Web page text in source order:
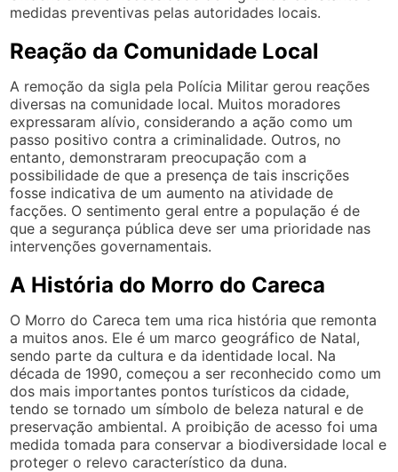
medidas preventivas pelas autoridades locais.
Reação da Comunidade Local
A remoção da sigla pela Polícia Militar gerou reações
diversas na comunidade local. Muitos moradores
expressaram alívio, considerando a ação como um
passo positivo contra a criminalidade. Outros, no
entanto, demonstraram preocupação com a
possibilidade de que a presença de tais inscrições
fosse indicativa de um aumento na atividade de
facções. O sentimento geral entre a população é de
que a segurança pública deve ser uma prioridade nas
intervenções governamentais.
A História do Morro do Careca
O Morro do Careca tem uma rica história que remonta
a muitos anos. Ele é um marco geográfico de Natal,
sendo parte da cultura e da identidade local. Na
década de 1990, começou a ser reconhecido como um
dos mais importantes pontos turísticos da cidade,
tendo se tornado um símbolo de beleza natural e de
preservação ambiental. A proibição de acesso foi uma
medida tomada para conservar a biodiversidade local e
proteger o relevo característico da duna.